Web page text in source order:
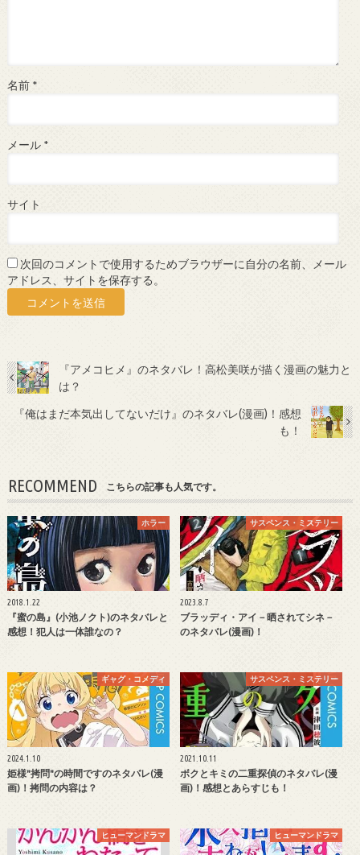
名前 *
メール *
サイト
次回のコメントで使用するためブラウザーに自分の名前、メール
アドレス、サイトを保存する。
『アメコヒメ』のネタバレ！高松美咲が描く漫画の魅力と
は？
『俺はまだ本気出してないだけ』のネタバレ(漫画)！感想
も！
RECOMMEND こちらの記事も人気です。
ホラー
2018.1.22
『蜜の島』(小池ノクト)のネタバレと
感想！犯人は一体誰なの？
サスペンス・ミステリー
2023.8.7
ブラッディ・アイ－晒されてシネ－
のネタバレ(漫画)！
ギャグ・コメディ
2024.1.10
姫様"拷問"の時間ですのネタバレ(漫
画)！拷問の内容は？
サスペンス・ミステリー
2021.10.11
ボクとキミの二重探偵のネタバレ(漫
画)！感想とあらすじも！
ヒューマンドラマ ヒューマンドラマ